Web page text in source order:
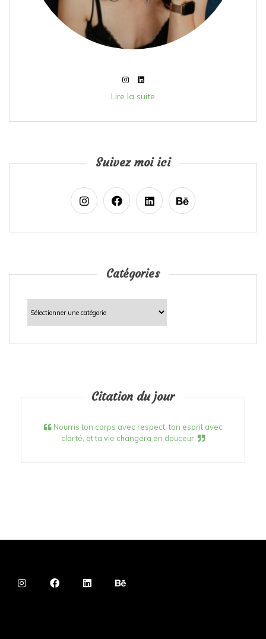
Lire la suite
Suivez moi ici
Catégories
Catégories
Citation du jour
Nourris ton corps avec respect, ton esprit avec
clarté, et ta vie changera en douceur.